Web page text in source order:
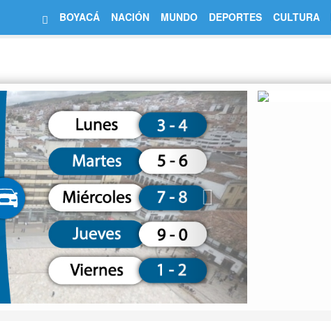
BOYACÁ NACIÓN MUNDO DEPORTES CULTURA
Next